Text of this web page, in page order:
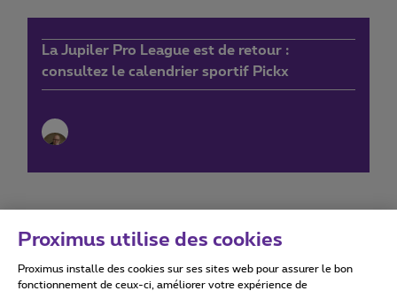
La Jupiler Pro League est de retour :
consultez le calendrier sportif Pickx
Conditions d'utilisation Accessibility statement
Proximus utilise des cookies
Proximus installe des cookies sur ses sites web pour assurer le bon
fonctionnement de ceux-ci, améliorer votre expérience de